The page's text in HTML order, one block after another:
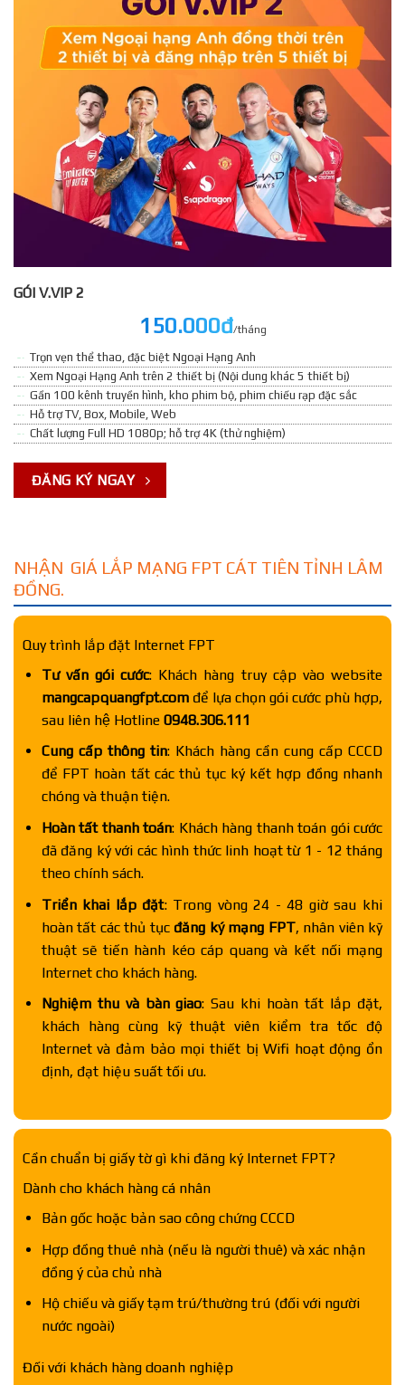
GÓI V.VIP 2
150.000đ/tháng
Trọn vẹn thể thao, đặc biệt Ngoại Hạng Anh
Xem Ngoại Hạng Anh trên 2 thiết bị (Nội dung khác 5 thiết bị)
Gần 100 kênh truyền hình, kho phim bộ, phim chiếu rạp đặc sắc
Hỗ trợ TV, Box, Mobile, Web
Chất lượng Full HD 1080p; hỗ trợ 4K (thử nghiệm)
ĐĂNG KÝ NGAY
NHẬN GIÁ LẮP MẠNG FPT CÁT TIÊN TỈNH LÂM
ĐỒNG.
Quy trình lắp đặt Internet FPT
Tư vấn gói cước: Khách hàng truy cập vào website
mangcapquangfpt.comđể lựa chọn gói cước phù hợp,
sau liên hệ Hotline 0948.306.111
Cung cấp thông tin: Khách hàng cần cung cấp CCCD
để FPT hoàn tất các thủ tục ký kết hợp đồng nhanh
chóng và thuận tiện.
Hoàn tất thanh toán: Khách hàng thanh toán gói cước
đã đăng ký với các hình thức linh hoạt từ 1 - 12 tháng
theo chính sách.
Triển khai lắp đặt: Trong vòng 24 - 48 giờ sau khi
hoàn tất các thủ tục đăng ký mạng FPT, nhân viên kỹ
thuật sẽ tiến hành kéo cáp quang và kết nối mạng
Internet cho khách hàng.
Nghiệm thu và bàn giao: Sau khi hoàn tất lắp đặt,
khách hàng cùng kỹ thuật viên kiểm tra tốc độ
Internet và đảm bảo mọi thiết bị Wifi hoạt động ổn
định, đạt hiệu suất tối ưu.
Cần chuẩn bị giấy tờ gì khi đăng ký Internet FPT?
Dành cho khách hàng cá nhân
Bản gốc hoặc bản sao công chứng CCCD
Hợp đồng thuê nhà (nếu là người thuê) và xác nhận
đồng ý của chủ nhà
Hộ chiếu và giấy tạm trú/thường trú (đối với người
nước ngoài)
Đối với khách hàng doanh nghiệp